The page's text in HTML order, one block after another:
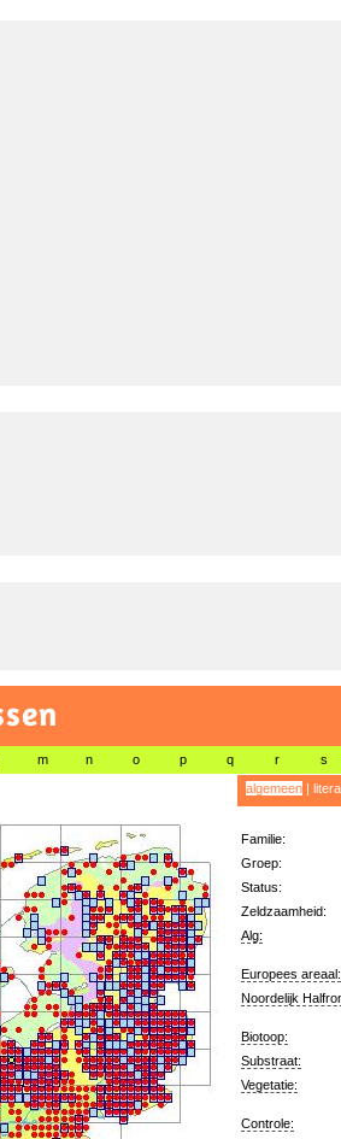
m n o p q r s
algemeen|
Familie:
Groep:
Status:
Zeldzaamheid:
Alg:
Europees areaal:
Noordelijk
Biotoop:
Substraat:
Vegetatie:
Controle: